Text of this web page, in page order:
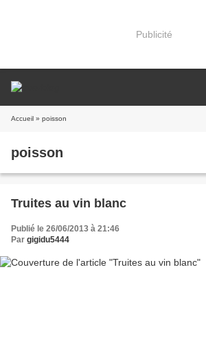
Publicité
Accueil » poisson
poisson
Truites au vin blanc
Publié le 26/06/2013 à 21:46
Par gigidu5444